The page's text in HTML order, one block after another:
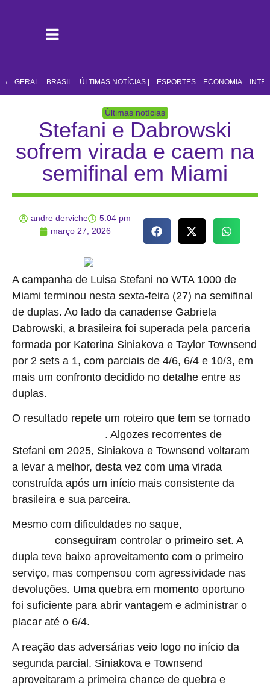
GERAL BRASIL ÚLTIMAS NOTÍCIAS | ESPORTES ECONOMIA
Últimas notícias
Stefani e Dabrowski
sofrem virada e caem na
semifinal em Miami
andre derviche
5:04 pm
março 27, 2026
A campanha de Luisa Stefani no WTA 1000 de
Miami terminou nesta sexta-feira (27) na semifinal
de duplas. Ao lado da canadense Gabriela
Dabrowski, a brasileira foi superada pela parceria
formada por Katerina Siniakova e Taylor Townsend
por 2 sets a 1, com parciais de 4/6, 6/4 e 10/3, em
mais um confronto decidido no detalhe entre as
duplas.
O resultado repete um roteiro que tem se tornado
. Algozes recorrentes de
Stefani em 2025, Siniakova e Townsend voltaram
a levar a melhor, desta vez com uma virada
construída após um início mais consistente da
brasileira e sua parceira.
Mesmo com dificuldades no saque,
conseguiram controlar o primeiro set. A
dupla teve baixo aproveitamento com o primeiro
serviço, mas compensou com agressividade nas
devoluções. Uma quebra em momento oportuno
foi suficiente para abrir vantagem e administrar o
placar até o 6/4.
A reação das adversárias veio logo no início da
segunda parcial. Siniakova e Townsend
aproveitaram a primeira chance de quebra e